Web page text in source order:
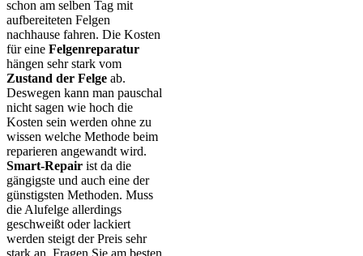
schon am selben Tag mit
aufbereiteten Felgen
nachhause fahren. Die Kosten
für eine Felgenreparatur
hängen sehr stark vom
Zustand der Felge ab.
Deswegen kann man pauschal
nicht sagen wie hoch die
Kosten sein werden ohne zu
wissen welche Methode beim
reparieren angewandt wird.
Smart-Repair ist da die
gängigste und auch eine der
günstigsten Methoden. Muss
die Alufelge allerdings
geschweißt oder lackiert
werden steigt der Preis sehr
stark an. Fragen Sie am besten